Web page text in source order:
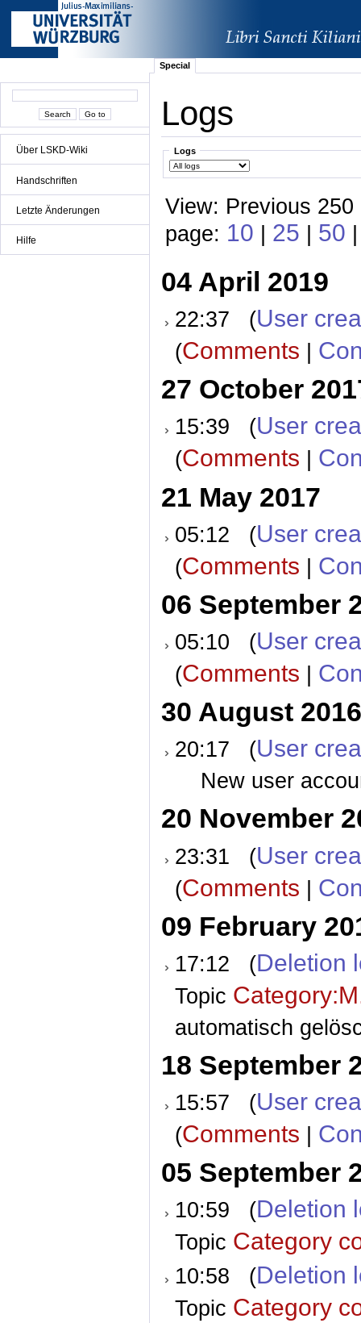
Über LSKD-Wiki
Handschriften
Letzte Änderungen
Hilfe
Special
Logs
Logs
View: Previous
page: 10 | 25 | 50
04 April 2019
22:37 (User
(Comments |
27 October
15:39 (User
(Comments
21 May 2017
05:12 (User
(Comments |
06 September
05:10 (User
(Comments |
30 August 2016
20:17 (User
New user
20 November
23:31 (User
(Comments |
09 February
17:12 (Deletion
Topic
automatisch
18 September
15:57 (User
(Comments |
05 September
10:59 (Deletion
Topic Category
10:58 (Deletion
Topic Category